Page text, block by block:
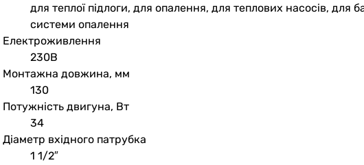
для теплої підлоги, для опалення, для теплових насосів, для
системи опалення
Електроживлення
230В
Монтажна довжина, мм
130
Потужність двигуна, Вт
34
Діаметр вхідного патрубка
1 1/2″